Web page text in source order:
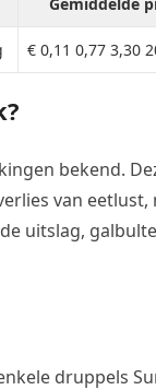
€ 0,11 0,77 3,30
bekend.
van
uitslag,
druppels